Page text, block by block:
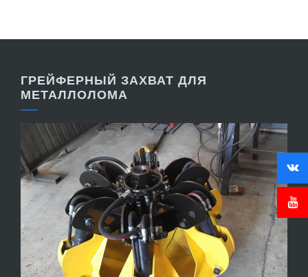
ГРЕЙФЕРНЫЙ ЗАХВАТ ДЛЯ
МЕТАЛЛОЛОМА